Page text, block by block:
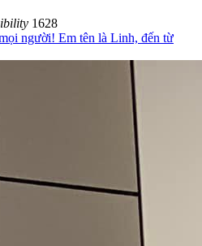
1628
người! Em tên là Linh, đến từ